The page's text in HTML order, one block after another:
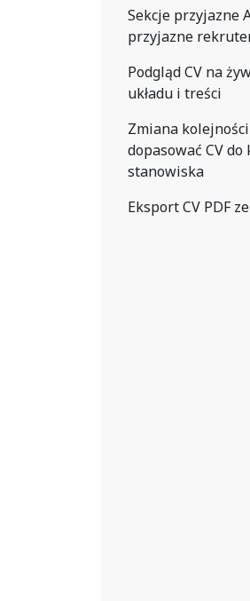
Sekcje przyjazne
przyjazne
Podgląd CV na
układu i treści
Zmiana
dopasować CV
stanowiska
Eksport CV PDF